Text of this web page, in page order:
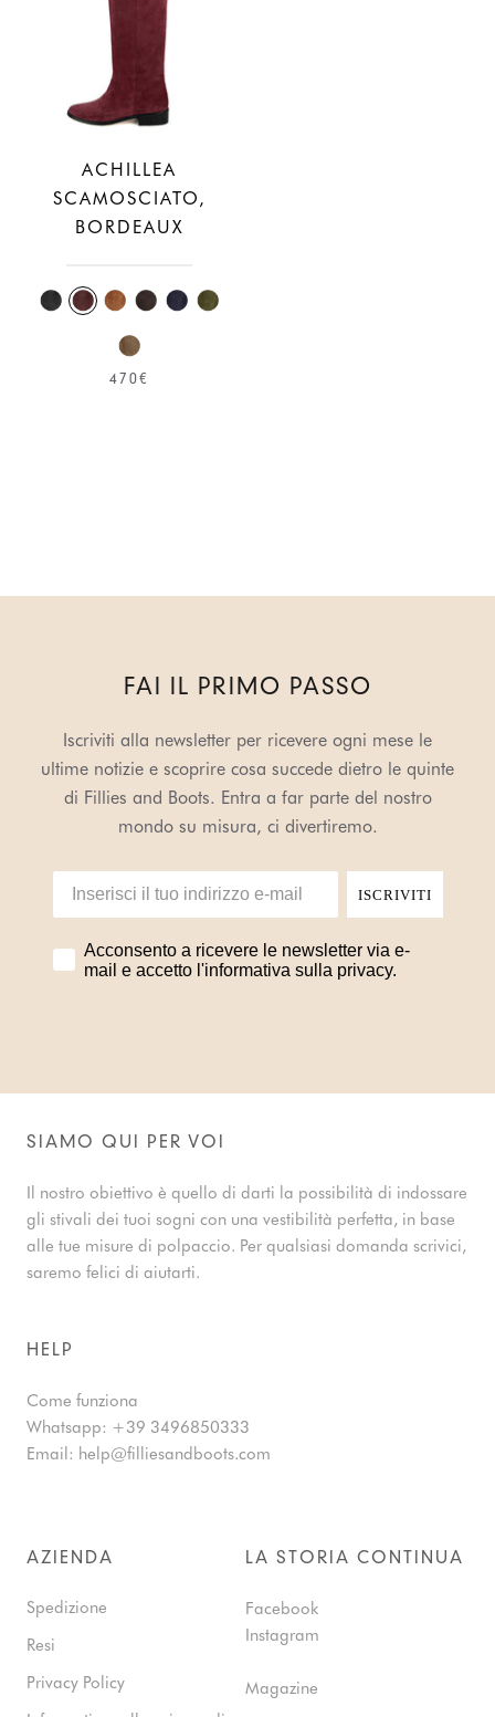
ACHILLEA
SCAMOSCIATO,
BORDEAUX
470€
FAI IL PRIMO PASSO
Iscriviti alla newsletter per ricevere ogni mese le
ultime notizie e scoprire cosa succede dietro le quinte
di Fillies and Boots. Entra a far parte del nostro
mondo su misura, ci divertiremo.
ISCRIVITI
Acconsento a ricevere le newsletter via e-
mail e accetto l'informativa sulla privacy.
SIAMO QUI PER VOI
Il nostro obiettivo è quello di darti la possibilità di indossare
gli stivali dei tuoi sogni con una vestibilità perfetta, in base
alle tue misure di polpaccio. Per qualsiasi domanda scrivici,
saremo felici di aiutarti.
HELP
Come funziona
Whatsapp: +39 3496850333
Email: help@filliesandboots.com
AZIENDA
Spedizione
Resi
Privacy Policy
LA STORIA CONTINUA
Facebook
Instagram
Magazine